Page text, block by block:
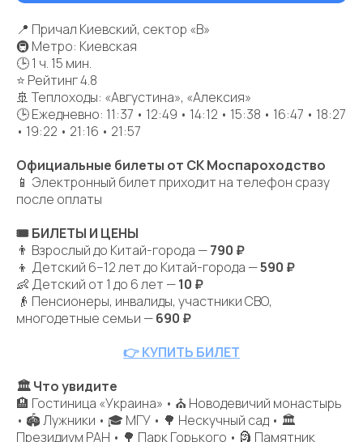
📍 Причал Киевский, сектор «В»
🚇 Метро: Киевская
🕒 1 ч. 15 мин.
⭐ Рейтинг 4.8
🚢 Теплоходы: «Августина», «Алексия»
🕒 Ежедневно: 11:37 • 12:49 • 14:12 • 15:38 • 16:47 • 18:27
• 19:22 • 21:16 • 21:57
Официальные билеты от СК Моспароходство
📱 Электронный билет приходит на телефон сразу
после оплаты
🎟 БИЛЕТЫ И ЦЕНЫ
👨 Взрослый до Китай-города —790 ₽
👦 Детский 6–12 лет до Китай-города —590 ₽
👶 Детский от 1 до 6 лет —10 ₽
👴 Пенсионеры, инвалиды, участники СВО,
многодетные семьи —690 ₽
👉 КУПИТЬ БИЛЕТ
🏛 Что увидите
🏨 Гостиница «Украина» • ⛪ Новодевичий монастырь
• 🏟 Лужники • 🎓 МГУ • 🌳 Нескучный сад • 🏛
Президиум РАН • 🌳 Парк Горького • 🗿 Памятник